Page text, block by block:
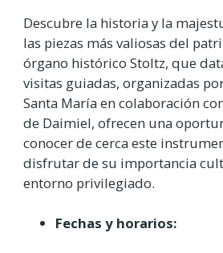
Descubre la historia y la
las piezas más valiosas del
órgano histórico Stoltz, que
visitas guiadas, organizadas
Santa María en colaboración
de Daimiel, ofrecen una
conocer de cerca este
disfrutar de su importancia
entorno privilegiado.
Fechas y horarios: